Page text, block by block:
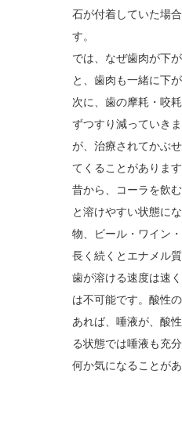
石が付着していた場
す。
では、なぜ歯肉が下
と、歯肉も一緒に下
次に、歯の摩耗・咬
ずつすり減っていき
が、治療されてかぶ
てくることがあります
昔から、コーラを飲
と溶けやすい状態に
物、ビール・ワイン
長く続くとエナメル
歯が溶ける速度は速
は不可能です。酸性
あれば、唾液が、酸
る状態では唾液も充
何か気になることが